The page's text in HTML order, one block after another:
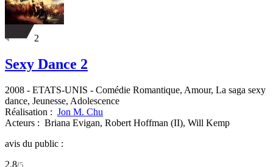
2
Sexy Dance 2
2008 - ETATS-UNIS - Comédie Romantique, Amour, La saga sexy
dance, Jeunesse, Adolescence
Réalisation : Jon M. Chu
Acteurs : Briana Evigan, Robert Hoffman (II), Will Kemp
avis du public :
2.8/5